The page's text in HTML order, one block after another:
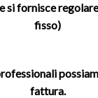
si fornisce
fisso)
fattura.